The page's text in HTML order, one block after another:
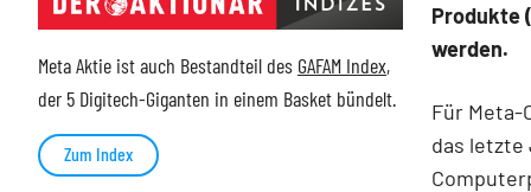
Produkte
werden.
Für Meta-
das letzte
Meta Aktie ist auch Bestandteil des GAFAM Index,
der 5 Digitech-Giganten in einem Basket bündelt.
Zum Index